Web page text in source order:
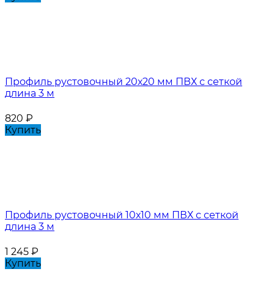
Профиль рустовочный 20х20 мм ПВХ с сеткой
длина 3 м
820 ₽
Купить
Профиль рустовочный 10х10 мм ПВХ с сеткой
длина 3 м
1 245 ₽
Купить